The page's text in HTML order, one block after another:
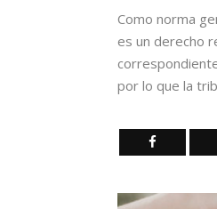
Como norma
es un derecho
por lo que la